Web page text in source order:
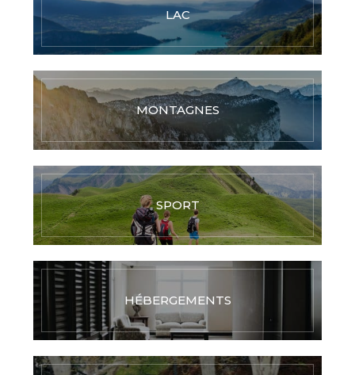
LAC
MONTAGNES
SPORT
HÉBERGEMENTS